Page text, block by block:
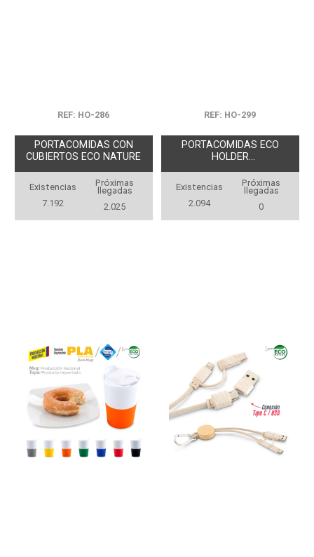
REF: HO-286
PORTACOMIDAS CON
CUBIERTOS ECO NATURE
Existencias
7.192
Próximas
llegadas
2.025
REF: HO-299
PORTACOMIDAS ECO
HOLDER
Existencias
2.094
Próximas
llegadas
0